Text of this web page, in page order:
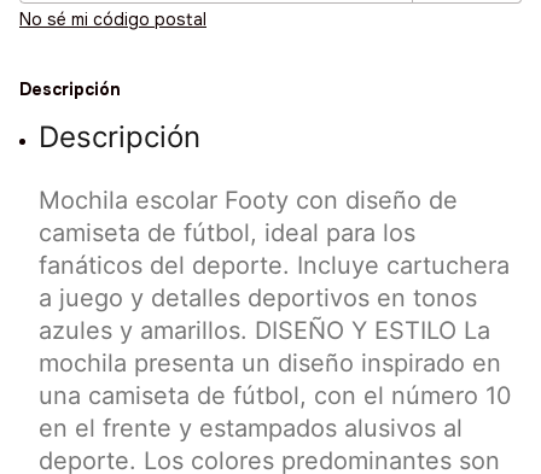
No sé mi código postal
Descripción
Descripción
Mochila escolar Footy con diseño de
camiseta de fútbol, ideal para los
fanáticos del deporte. Incluye cartuchera
a juego y detalles deportivos en tonos
azules y amarillos. DISEÑO Y ESTILO La
mochila presenta un diseño inspirado en
una camiseta de fútbol, con el número 10
en el frente y estampados alusivos al
deporte. Los colores predominantes son